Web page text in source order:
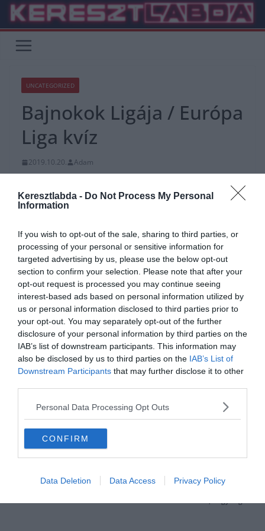
Keresztlabda - Do Not Process My Personal
Information
If you wish to opt-out of the sale, sharing to third parties, or
processing of your personal or sensitive information for
targeted advertising by us, please use the below opt-out
section to confirm your selection. Please note that after your
opt-out request is processed you may continue seeing
interest-based ads based on personal information utilized by
us or personal information disclosed to third parties prior to
your opt-out. You may separately opt-out of the further
disclosure of your personal information by third parties on the
IAB’s list of downstream participants. This information may
also be disclosed by us to third parties on the IAB’s List of
Downstream Participants that may further disclose it to other
Personal Data Processing Opt Outs
CONFIRM
Data Deletion Data Access Privacy Policy
Skip
content
UNCATEGORIZED
Bajnokok Ligája / Európa
Liga kvíz
2019.10.20.
Adam
Mai kvízünkben vegyesen vannak kérdések a Bajnokok Ligájából és
Ne felejtsd el megosztani az eredményedet a barátaiddal.
Ha érdekelnek további kvízek,ittmegtalálod őket.
Marotta: Nem igazolunk Sanchez helyére. – Inter